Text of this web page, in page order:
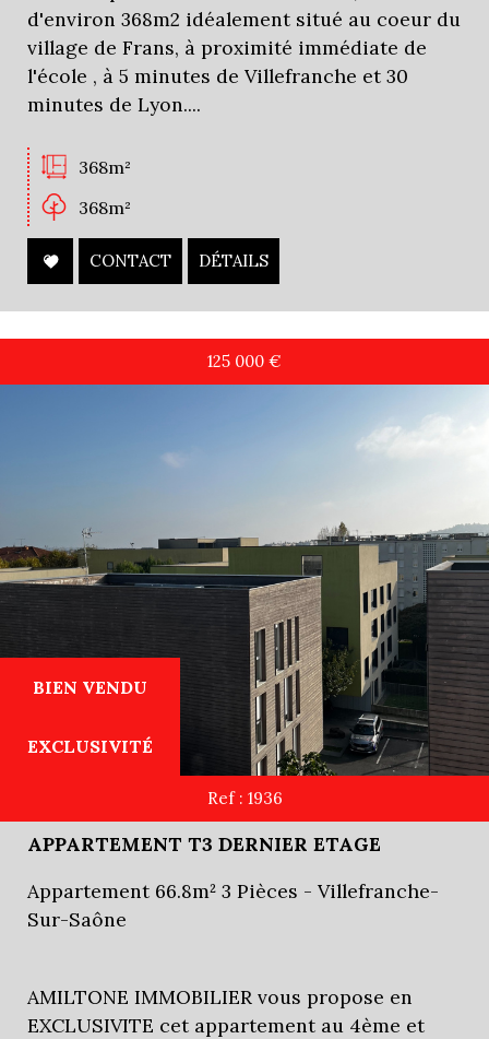
d'environ 368m2 idéalement situé au coeur du
village de Frans, à proximité immédiate de
l'école , à 5 minutes de Villefranche et 30
minutes de Lyon....
368m²
368m²
CONTACT DÉTAILS
BIEN VENDU
EXCLUSIVITÉ
125 000 €
Ref : 1936
APPARTEMENT T3 DERNIER ETAGE
Appartement 66.8m² 3 Pièces - Villefranche-
Sur-Saône
AMILTONE IMMOBILIER vous propose en
EXCLUSIVITE cet appartement au 4ème et